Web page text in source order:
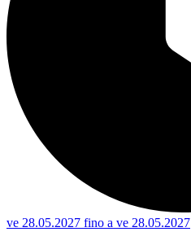
ve 28.05.2027 fino a ve 28.05.2027